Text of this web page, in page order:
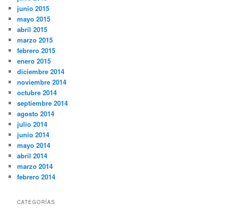
junio 2015
mayo 2015
abril 2015
marzo 2015
febrero 2015
enero 2015
diciembre 2014
noviembre 2014
octubre 2014
septiembre 2014
agosto 2014
julio 2014
junio 2014
mayo 2014
abril 2014
marzo 2014
febrero 2014
CATEGORÍAS